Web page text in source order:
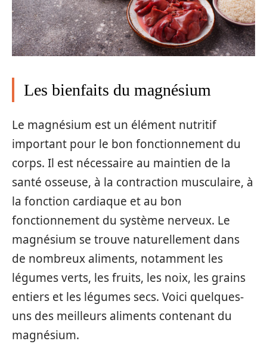
Les bienfaits du magnésium
Le magnésium est un élément nutritif
important pour le bon fonctionnement du
corps. Il est nécessaire au maintien de la
santé osseuse, à la contraction musculaire, à
la fonction cardiaque et au bon
fonctionnement du système nerveux. Le
magnésium se trouve naturellement dans
de nombreux aliments, notamment les
légumes verts, les fruits, les noix, les grains
entiers et les légumes secs. Voici quelques-
uns des meilleurs aliments contenant du
magnésium.